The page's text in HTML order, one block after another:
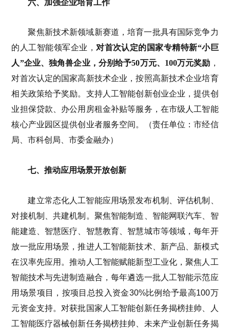
六、加强企业培育工作
聚焦新技术新领域新赛道，培育一批具有国际竞争力
的人工智能领军企业， 对首次认定的国家专精特新“小巨
人”企业、独角兽企业，分别给予50万元、100万元奖励 ，
对首次认定的国家高新技术企业，按照高新技术企业培育
相关政策给予奖励。支持人工智能创新创业企业，提供创
业担保贷款、办公用房租金补贴等服务，在市级人工智能
核心产业园区提供创业者服务空间。（责任单位：市经信
局、市科创局、市委金融办）
七、推动应用场景开放创新
建立常态化人工智能应用场景发布机制、评估机制、
对接机制、共建机制。聚焦智能制造、智能网联汽车、智
能建造、智慧医疗、智慧教育、智慧城市等领域，每年开
放一批应用场景，推进人工智能新技术、新产品、新模式
在汉率先应用。推动人工智能赋能新型工业化，聚焦人工
智能技术与先进制造融合，每年遴选一批人工智能示范应
用场景项目，按项目总投入资金30%比例给予最高100万
元资金支持。对获批国家人工智能创新任务揭榜挂帅、人
工智能医疗器械创新任务揭榜挂帅、未来产业创新任务揭